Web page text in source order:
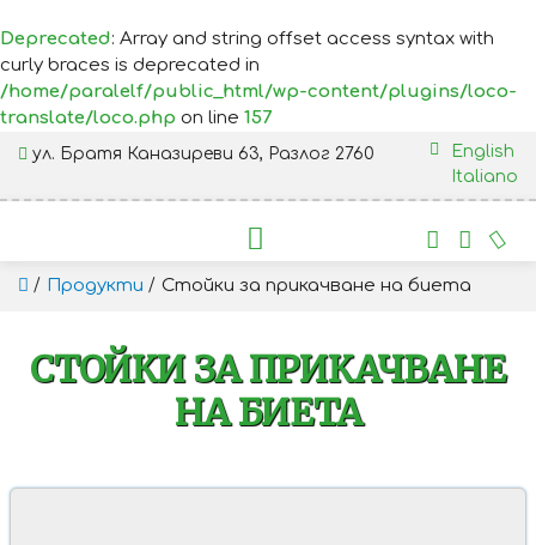
Deprecated: Array and string offset access syntax with
curly braces is deprecated in
/home/paralelf/public_html/wp-content/plugins/loco-
translate/loco.php on line 157
ул. Братя Каназиреви 63, Разлог 2760
English
Italiano
⁄ Продукти ⁄ Стойки за прикачване на биета
СТОЙКИ ЗА ПРИКАЧВАНЕ
НА БИЕТА